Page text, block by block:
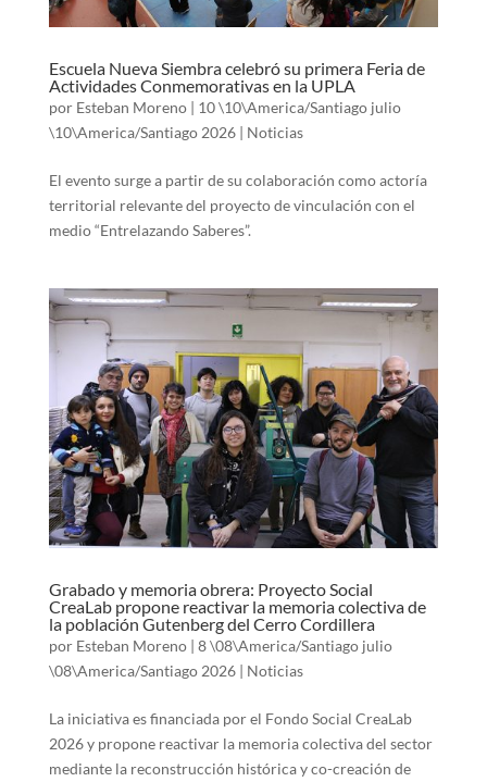
Escuela Nueva Siembra celebró su primera Feria de
Actividades Conmemorativas en la UPLA
por Esteban Moreno| 10 \10\America/Santiago julio
\10\America/Santiago 2026| Noticias
El evento surge a partir de su colaboración como actoría
territorial relevante del proyecto de vinculación con el
medio “Entrelazando Saberes”.
Grabado y memoria obrera: Proyecto Social
CreaLab propone reactivar la memoria colectiva de
la población Gutenberg del Cerro Cordillera
por Esteban Moreno| 8 \08\America/Santiago julio
\08\America/Santiago 2026| Noticias
La iniciativa es financiada por el Fondo Social CreaLab
2026 y propone reactivar la memoria colectiva del sector
mediante la reconstrucción histórica y co-creación de